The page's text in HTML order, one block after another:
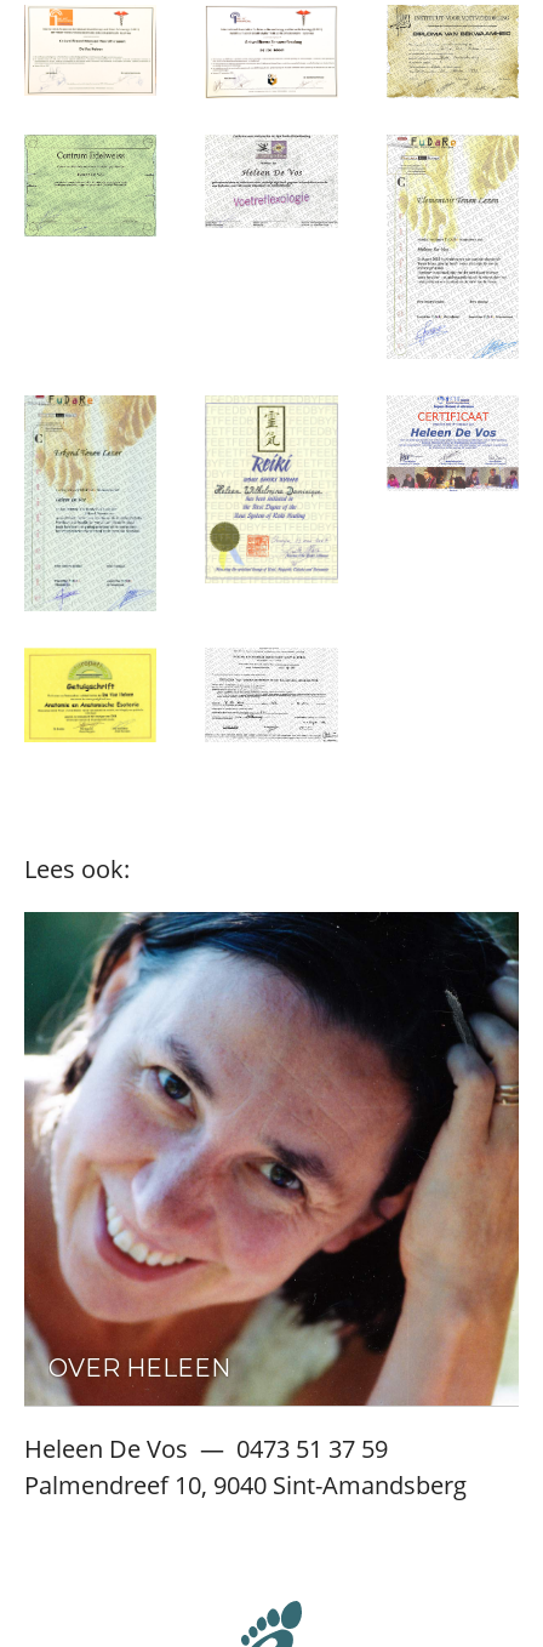
Lees ook:
OVER HELEEN
Heleen De Vos — 0473 51 37 59
Palmendreef 10, 9040 Sint-Amandsberg